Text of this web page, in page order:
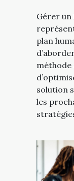
Gérer
plan
solution
les